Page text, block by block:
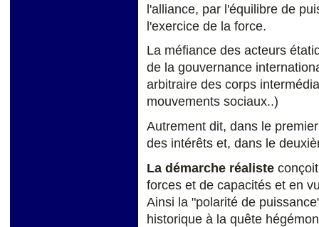
l'alliance, par l'équilibre de
l'exercice de la force.
La méfiance des acteurs
de la gouvernance
arbitraire des corps
mouvements sociaux..)
Autrement dit, dans le
des intérêts et, dans le
La démarche réaliste
forces et de capacités et en
Ainsi la "polarité de
historique à la quête